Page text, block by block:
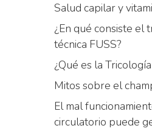
Salud capilar y
¿En qué consiste el
técnica FUSS?
¿Qué es la
Mitos sobre el
El mal
circulatorio puede